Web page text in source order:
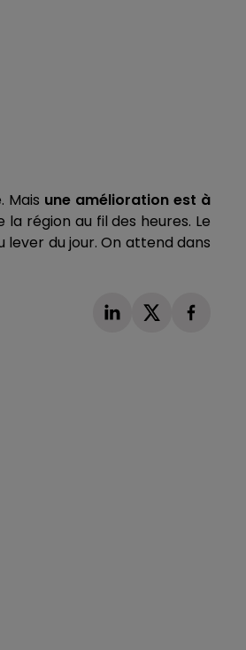
Mais une amélioration est à
région au fil des heures. Le
lever du jour. On attend dans